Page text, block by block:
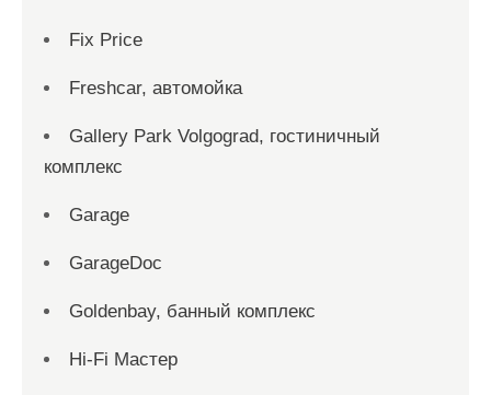
Fix Price
Freshcar, автомойка
Gallery Park Volgograd, гостиничный
комплекс
Garage
GarageDoc
Goldenbay, банный комплекс
Hi-Fi Мастер